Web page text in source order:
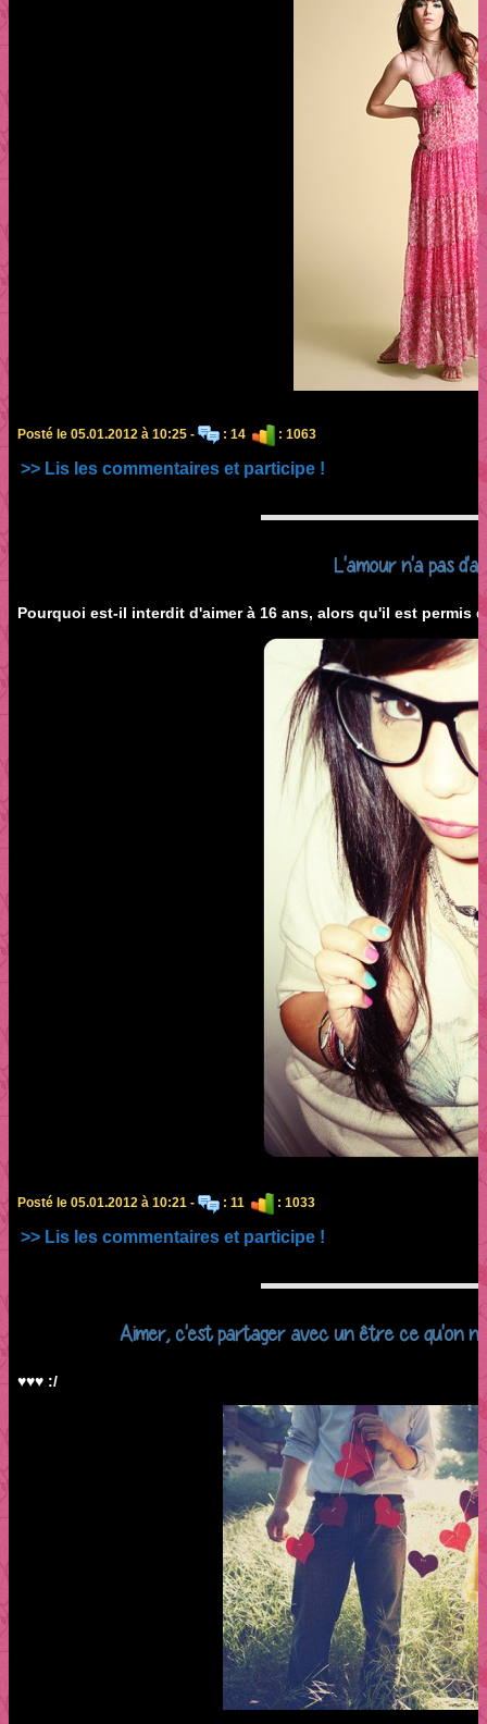
Posté le 05.01.2012 à 10:25 - : 14 : 1063
>> Lis les commentaires et participe !
L'amour n'a pas
Pourquoi est-il interdit d'aimer à 16 ans, alors qu'il est permis
Posté le 05.01.2012 à 10:21 - : 11 : 1033
>> Lis les commentaires et participe !
Aimer, c'est partager avec un être ce qu'on
♥♥♥ :/